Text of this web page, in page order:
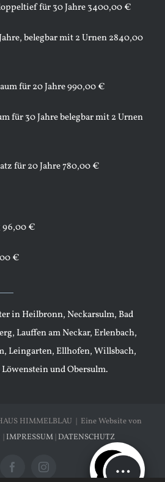
für 30 Jahre 3400,00 €
belegbar mit 2 Urnen 2840,00
für 20 Jahre 990,00 €
für 30 Jahre belegbar mit 2 Urnen
für 20 Jahre 780,00 €
96,00 €
€
inHeilbronn, Neckarsulm, Bad
, Lauffen am Neckar, Erlenbach,
Leingarten, Ellhofen, Willsbach,
Löwenstein und Obersulm.
HIMMELBLAU | Eine Website von
IMPRESSUM | DATENSCHUTZ
FacebookInstagram